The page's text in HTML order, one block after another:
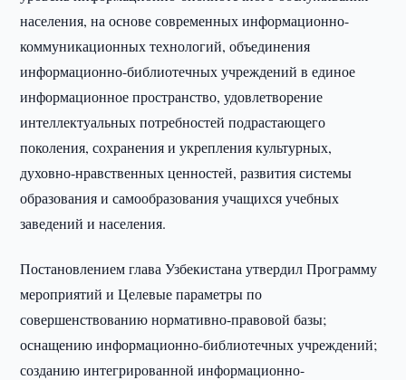
населения, на основе современных информационно-
коммуникационных технологий, объединения
информационно-библиотечных учреждений в единое
информационное пространство, удовлетворение
интеллектуальных потребностей подрастающего
поколения, сохранения и укрепления культурных,
духовно-нравственных ценностей, развития системы
образования и самообразования учащихся учебных
заведений и населения.
Постановлением глава Узбекистана утвердил Программу
мероприятий и Целевые параметры по
совершенствованию нормативно-правовой базы;
оснащению информационно-библиотечных учреждений;
созданию интегрированной информационно-